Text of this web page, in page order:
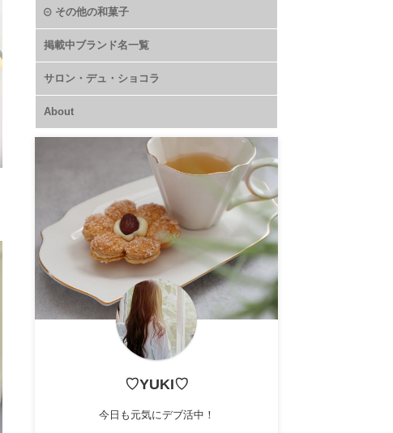
その他の和菓子
掲載中ブランド名一覧
サロン・デュ・ショコラ
About
♡YUKI♡
今日も元気にデブ活中！